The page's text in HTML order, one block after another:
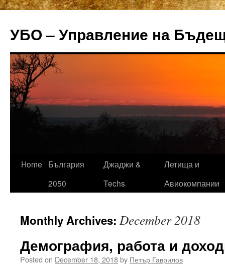
УБО – Управление на
Skip
Home
България
2050
Джаджи &
Techs
Летища и
Авиокомпании
Monthly Archives: December 2018
Демография, работа и
Posted on December 18, 2018by Петър Гаврилов